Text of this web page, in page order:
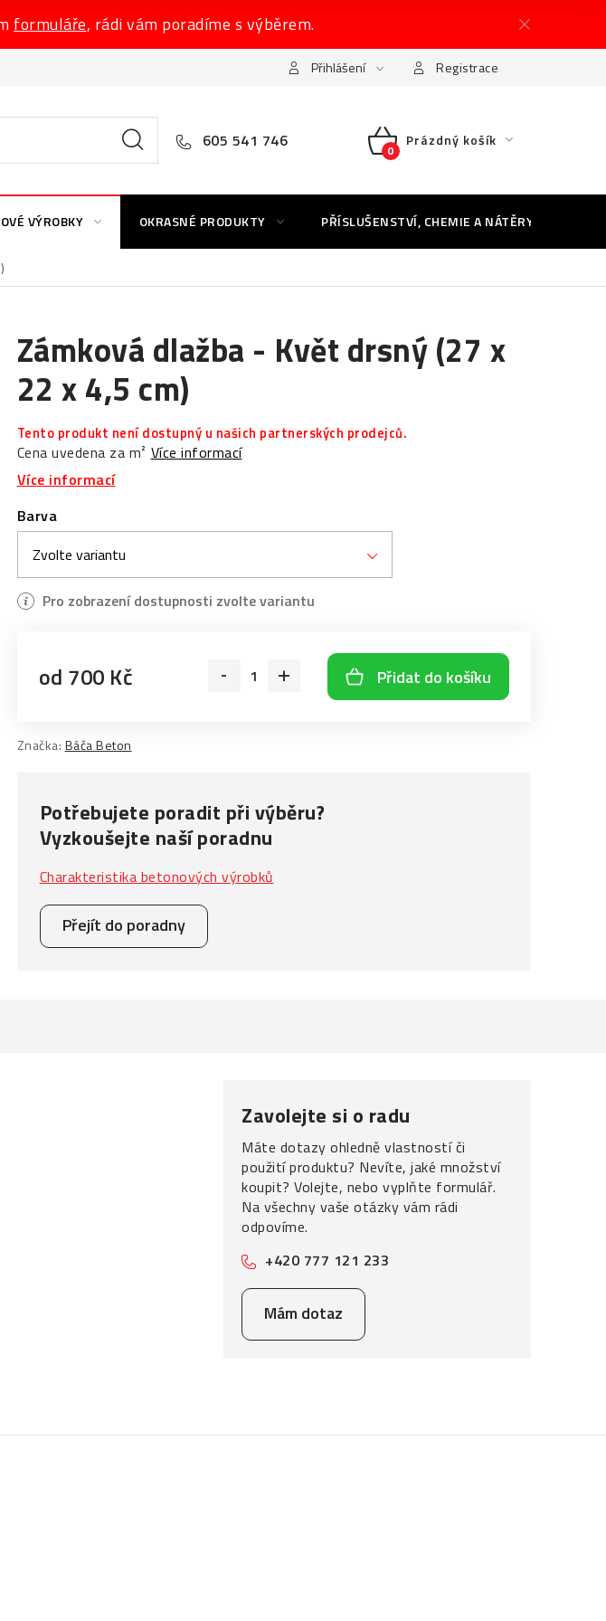
formuláře, rádi vám poradíme s výběrem.
Přihlášení Registrace
605 541 746
NÁKUPNÍ
Prázdný košík
VÝROBKY OKRASNÉ PRODUKTY PŘÍSLUŠENSTVÍ, CHEMIE A NÁTĚRY
Zámková dlažba - Květ drsný (27 x
22 x 4,5 cm)
Tento produkt není dostupný u našich partnerských prodejců.
Cena uvedena za m² Více informací
Více informací
Barva
od 700 Kč Přidat do košíku
Značka: Báča Beton
Potřebujete poradit při výběru?
Vyzkoušejte naší poradnu
Charakteristika betonových výrobků
Přejít do poradny
Zavolejte si o radu
Máte dotazy ohledně vlastností či
použití produktu? Nevíte, jaké množství
koupit? Volejte, nebo vyplňte formulář.
Na všechny vaše otázky vám rádi
odpovíme.
+420 777 121 233
Mám dotaz